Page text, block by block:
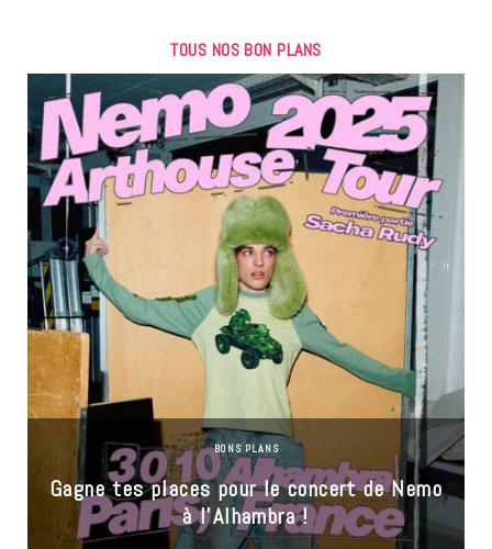
TOUS NOS BON PLANS
BONS PLANS
Gagne tes places pour le concert de Nemo
à l’Alhambra !